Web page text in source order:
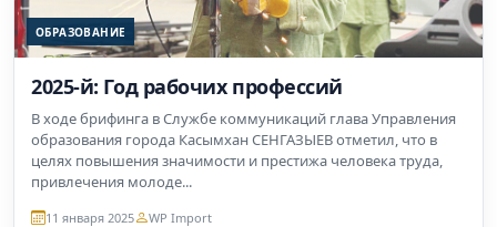
ОБРАЗОВАНИЕ
2025-й: Год рабочих профессий
В ходе брифинга в Службе коммуникаций глава Управления
образования города Касымхан СЕНГАЗЫЕВ отметил, что в
целях повышения значимости и престижа человека труда,
привлечения молоде...
11 января 2025 WP Import